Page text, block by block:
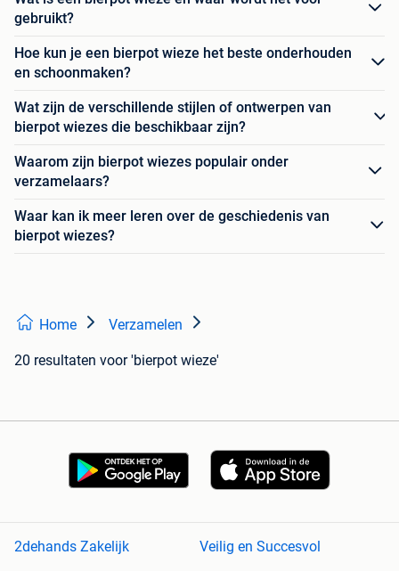
gebruikt?
Hoe kun je een bierpot wieze het beste onderhouden
en schoonmaken?
Wat zijn de verschillende stijlen of ontwerpen van
bierpot wiezes die beschikbaar zijn?
Waarom zijn bierpot wiezes populair onder
verzamelaars?
Waar kan ik meer leren over de geschiedenis van
bierpot wiezes?
Home Verzamelen
20 resultaten voor 'bierpot wieze'
2dehands Zakelijk Veilig en Succesvol